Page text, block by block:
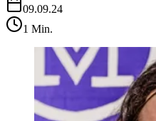
09.09.24
1 Min.